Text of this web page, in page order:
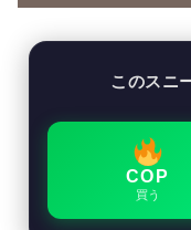
このスニ
COP
買う